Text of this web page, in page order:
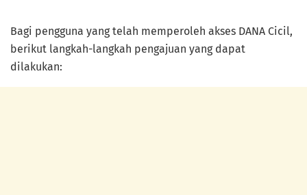
Bagi pengguna yang telah memperoleh akses DANA Cicil,
berikut langkah-langkah pengajuan yang dapat
dilakukan: